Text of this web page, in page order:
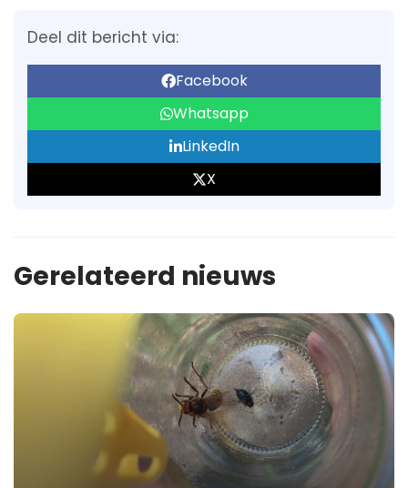
Deel dit bericht via:
Facebook
Whatsapp
LinkedIn
X
Gerelateerd nieuws